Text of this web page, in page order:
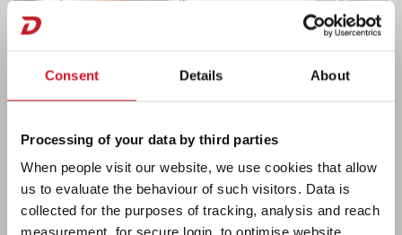
Consent Details About
Processing of your data by third parties
When people visit our website, we use cookies that allow
us to evaluate the behaviour of such visitors. Data is
collected for the purposes of tracking, analysis and reach
measurement, for secure login, to optimise website